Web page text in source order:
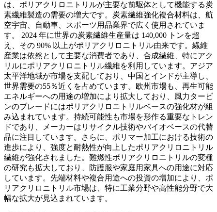
は、ポリアクリロニトリルが主要な前駆体として機能する炭
素繊維製造の需要の増大です。炭素繊維強化複合材料は、航
空宇宙、自動車、スポーツ用品業界で広く使用されていま
す。 2024 年に世界の炭素繊維生産量は 140,000 トンを超
え、その 90% 以上がポリアクリロニトリル由来です。繊維
産業は依然として主要な消費者であり、合成繊維、特にアク
リルにポリアクリロニトリル繊維を利用しています。アジア
太平洋地域が市場を支配しており、中国とインドが主導し、
世界需要の55％近くを占めています。欧州市場も、再生可能
エネルギーへの用途の増加により拡大しており、風力タービ
ンのブレードにはポリアクリロニトリルベースの強化材が組
み込まれています。持続可能性も市場を形作る重要なトレン
ドであり、メーカーはリサイクル技術やバイオベースの代替
品に注目しています。さらに、ポリマー加工における技術の
進歩により、強度と耐熱性が向上したポリアクリロニトリル
繊維が強化されました。難燃性ポリアクリロニトリルの変種
の研究も拡大しており、防護服や家庭用家具への用途に対応
しています。先端材料や複合用途への投資の増加により、ポ
リアクリロニトリル市場は、特に工業分野や高性能分野で大
幅な拡大が見込まれています。